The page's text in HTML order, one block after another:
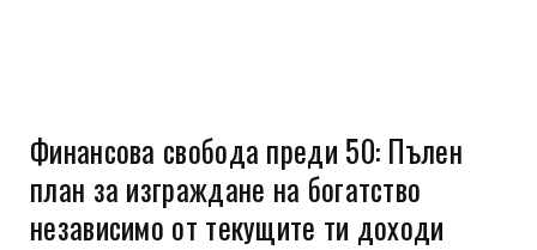
Финансова свобода преди 50: Пълен
план за изграждане на богатство
независимо от текущите ти доходи